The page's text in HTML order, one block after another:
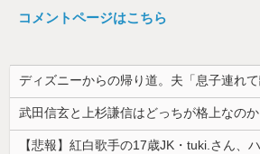
コメントページはこちら
武田信玄と上杉謙信はどっちが格上なのか